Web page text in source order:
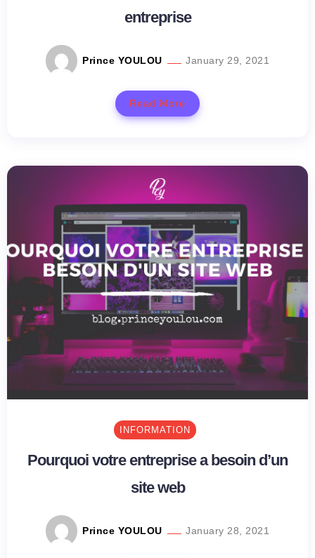
entreprise
Prince YOULOU January 29, 2021
Read More
INFORMATION
Pourquoi votre entreprise a besoin d’un
site web
Prince YOULOU January 28, 2021